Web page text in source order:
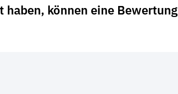
haben, können eine Bewertung